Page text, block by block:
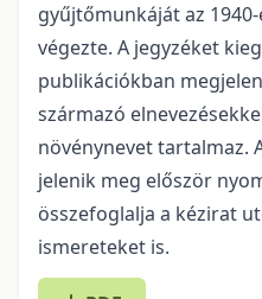
gyűjtőmunkáját az
végezte. A jegyzéket
publikációkban
származó
növénynevet tartalmaz.
jelenik meg először
összefoglalja a kézirat
ismereteket is.